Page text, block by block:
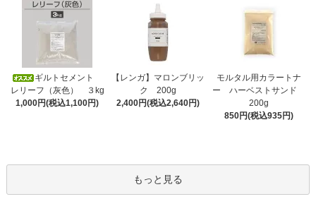
ギルトセメント
レリーフ（灰色） ３kg
1,000円(税込1,100円)
【レンガ】マロンブリッ
ク 200g
2,400円(税込2,640円)
モルタル用カラートナ
ー ハーベストサンド
200g
850円(税込935円)
もっと見る